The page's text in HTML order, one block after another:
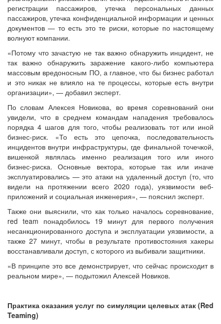
регистрации пассажиров, утечка персональных данных
пассажиров, утечка конфиденциальной информации и ценных
документов — то есть это те риски, которые по настоящему
волнуют компании.
«Потому что зачастую не так важно обнаружить инцидент, не
так важно обнаружить заражение какого-либо компьютера
массовым вредоносным ПО, а главное, что бы бизнес работал
и это никак не влияло на те процессы, которые есть внутри
организации», — добавил эксперт.
По словам Алексея Новикова, во время соревнований они
увидели, что в среднем командам нападения требовалось
порядка 4 шагов для того, чтобы реализовать тот или иной
бизнес-риск. «То есть это цепочка, последовательность
инцидентов внутри инфраструктуры, где финальной точечкой,
вишенкой являлась именно реализация того или иного
бизнес-риска. Основные вектора, которые так или иначе
эксплуатировались — это атаки на удаленный доступ (то, что
видели на протяжении всего 2020 года), уязвимости веб-
приложений и социальная инженерия», — пояснил эксперт.
Также они выяснили, что как только началось соревнование,
red team понадобилось 19 минут для первого получения
несанкционированного доступа и эксплуатации уязвимости, а
также 27 минут, чтобы в результате противостояния хакеры
восстанавливали доступ, с которого из выбивали защитники.
«В принципе это все демонстрирует, что сейчас происходит в
реальном мире», — подытожил Алексей Новиков.
Практика оказания услуг по симуляции целевых атак (Red
Teaming)